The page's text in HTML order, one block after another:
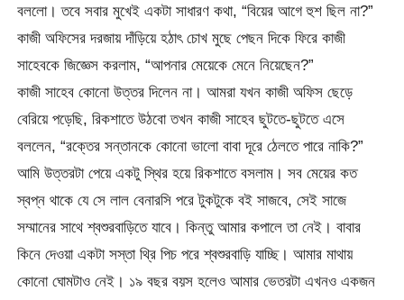
বললো। তবে সবার মুখেই একটা সাধারণ কথা, “বিয়ের আগে হুশ ছিল না?”
কাজী অফিসের দরজায় দাঁড়িয়ে হঠাৎ চোখ মুছে পেছন দিকে ফিরে কাজী
সাহেবকে জিজ্ঞেস করলাম, “আপনার মেয়েকে মেনে নিয়েছেন?”
কাজী সাহেব কোনো উত্তর দিলেন না। আমরা যখন কাজী অফিস ছেড়ে
বেরিয়ে পড়েছি, রিকশাতে উঠবো তখন কাজী সাহেব ছুটতে-ছুটতে এসে
বললেন, “রক্তের সন্তানকে কোনো ভালো বাবা দূরে ঠেলতে পারে নাকি?”
আমি উত্তরটা পেয়ে একটু স্থির হয়ে রিকশাতে বসলাম। সব মেয়ের কত
স্বপ্ন থাকে যে সে লাল বেনারসি পরে টুকটুকে বই সাজবে, সেই সাজে
সম্মানের সাথে শ্বশুরবাড়িতে যাবে। কিন্তু আমার কপালে তা নেই। বাবার
কিনে দেওয়া একটা সস্তা থ্রি পিচ পরে শ্বশুরবাড়ি যাচ্ছি। আমার মাথায়
কোনো ঘোমটাও নেই। ১৯ বছর বয়স হলেও আমার ভেতরটা এখনও একজন